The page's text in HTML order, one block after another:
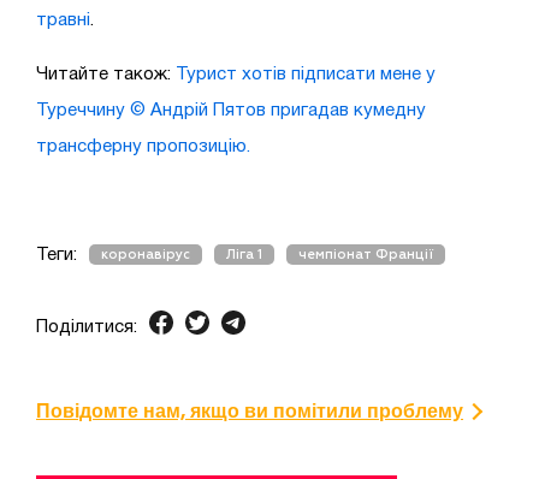
травні
Читайте також: Турист хотів підписати мене у
Туреччину © Андрій Пятов пригадав кумедну
трансферну пропозицію.
Теги: коронавірус Ліга 1 чемпіонат Франції
Поділитися:
Повідомте нам, якщо ви помітили проблему